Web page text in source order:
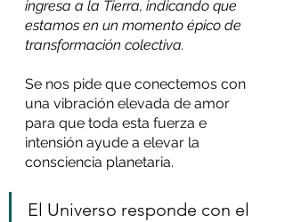
ingresa a la Tierra, indicando que
estamos en un momento épico de
transformación colectiva.
Se nos pide que conectemos con
una vibración elevada de amor
para que toda esta fuerza e
intensión ayude a elevar la
consciencia planetaria.
El Universo responde con el